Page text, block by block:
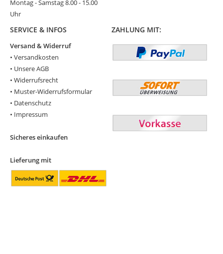
Montag - Samstag 8.00 - 15.00
Uhr
SERVICE & INFOS
Versand & Widerruf
•Versandkosten
• Unsere AGB
•Widerrufsrecht
• Muster-Widerrufsformular
• Datenschutz
• Impressum
Sicheres einkaufen
Lieferung mit
ZAHLUNG MIT: